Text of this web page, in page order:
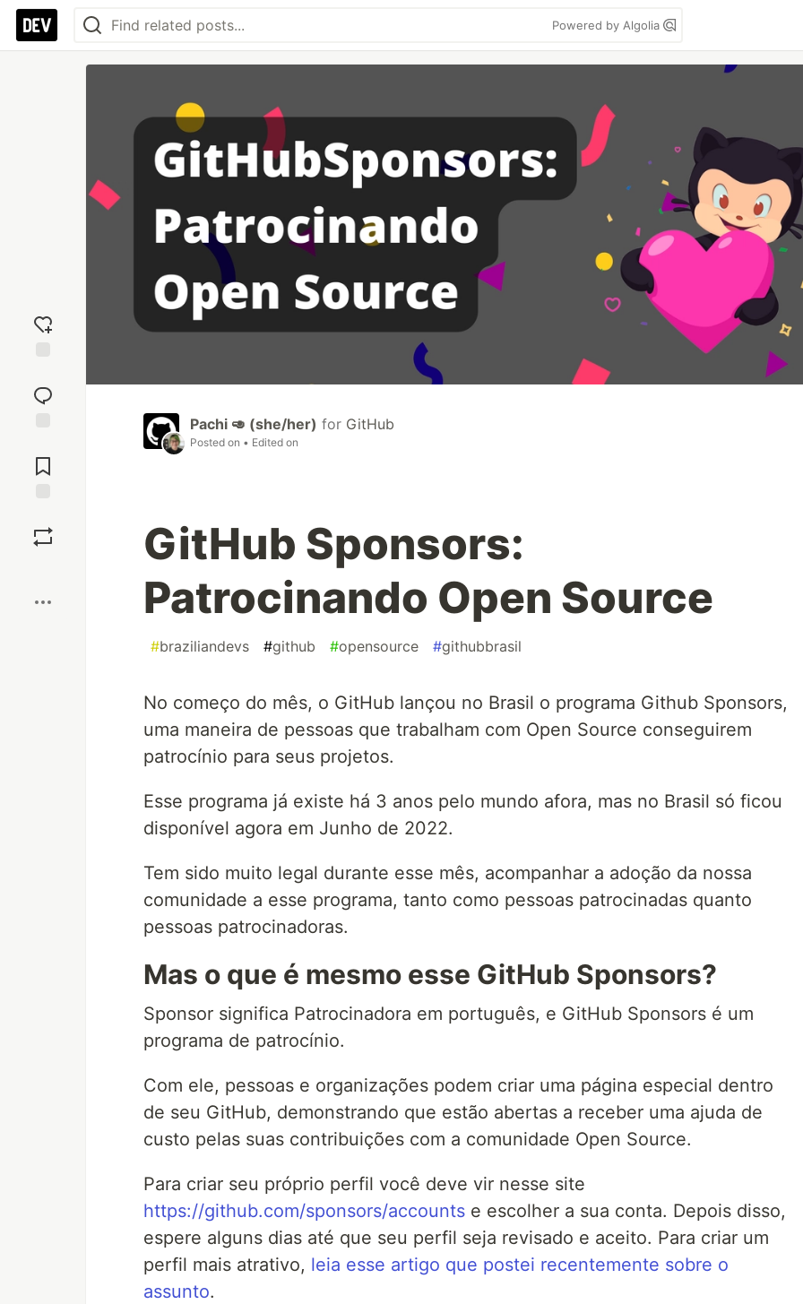
Powered by Algolia
reaction
Comments
Pachi 🥑 (she/her) for GitHub
Posted on • Edited on
GitHub Sponsors:
Patrocinando Open Source
#braziliandevs #github #opensource #githubbrasil
No começo do mês, o GitHub lançou no Brasil o programa Github Sponsors,
uma maneira de pessoas que trabalham com Open Source conseguirem
patrocínio para seus projetos.
Esse programa já existe há 3 anos pelo mundo afora, mas no Brasil só ficou
disponível agora em Junho de 2022.
Tem sido muito legal durante esse mês, acompanhar a adoção da nossa
comunidade a esse programa, tanto como pessoas patrocinadas quanto
pessoas patrocinadoras.
Mas o que é mesmo esse GitHub Sponsors?
Sponsor significa Patrocinadora em português, e GitHub Sponsors é um
programa de patrocínio.
Com ele, pessoas e organizações podem criar uma página especial dentro
de seu GitHub, demonstrando que estão abertas a receber uma ajuda de
custo pelas suas contribuições com a comunidade Open Source.
Para criar seu próprio perfil você deve vir nesse site
https://github.com/sponsors/accounts e escolher a sua conta. Depois disso,
espere alguns dias até que seu perfil seja revisado e aceito. Para criar um
perfil mais atrativo, leia esse artigo que postei recentemente sobre o
assunto.